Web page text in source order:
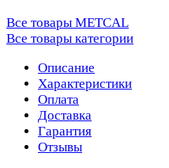
Все товары METCAL
Все товары категории
Описание
Характеристики
Оплата
Доставка
Гарантия
Отзывы